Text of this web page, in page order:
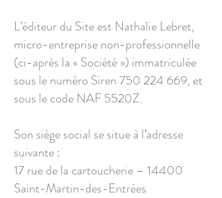
L’éditeur du Site est Nathalie Lebret,
micro-entreprise non-professionnelle
(ci-après la « Société ») immatriculée
sous le numéro Siren750 224 669, et
sous le code NAF 5520Z.
Son siège social se situe à l’adresse
suivante :
17 rue de la cartoucherie – 14400
Saint-Martin-des-Entrées